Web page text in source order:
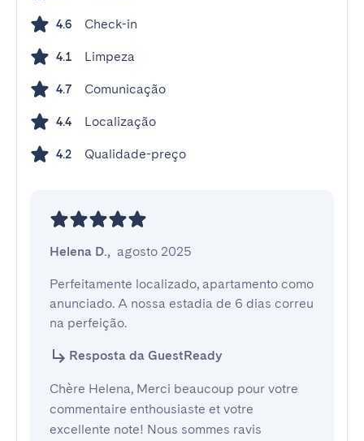
4.6 Check-in
4.1 Limpeza
4.7 Comunicação
4.4 Localização
4.2 Qualidade-preço
Helena D., agosto 2025
Perfeitamente localizado, apartamento como
anunciado. A nossa estadia de 6 dias correu
na perfeição.
Resposta da GuestReady
Chère Helena, Merci beaucoup pour votre
commentaire enthousiaste et votre
excellente note! Nous sommes ravis